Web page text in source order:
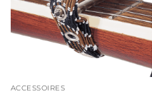
ACCESSOIRES